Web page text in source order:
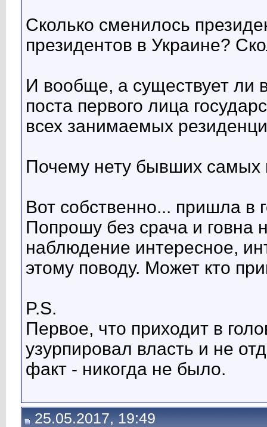
Сколько сменилось
президентов в Украине?
И вообще, а существует ли
поста первого лица
всех занимаемых
Почему нету бывших самых
Вот собственно... пришла в
Попрошу без срача и говна
наблюдение интересное,
этому поводу. Может кто
P.S.
Первое, что приходит в
узурпировал власть и не
факт - никогда не было.
25.05.2017, 19:49